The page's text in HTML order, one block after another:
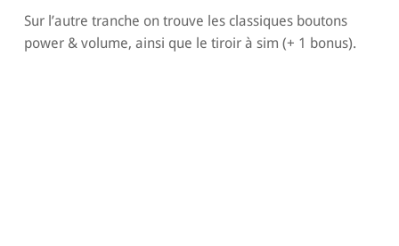
Sur l’autre tranche on trouve les classiques boutons
power & volume, ainsi que le tiroir à sim (+ 1 bonus).